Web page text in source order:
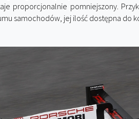
proporcjonalnie pomniejszony.
samochodów, jej ilość dostępna do